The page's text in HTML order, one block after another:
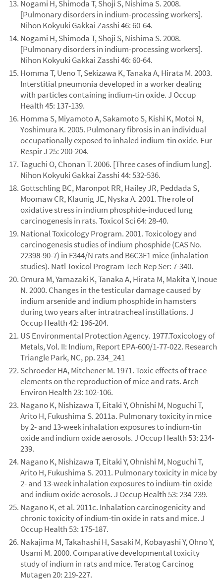
Nogami H, Shimoda T, Shoji S, Nishima S. 2008.
[Pulmonary disorders in indium-processing workers].
Nihon Kokyuki Gakkai Zasshi 46: 60-64.
Nogami H, Shimoda T, Shoji S, Nishima S. 2008.
[Pulmonary disorders in indium-processing workers].
Nihon Kokyuki Gakkai Zasshi 46: 60-64.
Homma T, Ueno T, Sekizawa K, Tanaka A, Hirata M. 2003.
Interstitial pneumonia developed in a worker dealing
with particles containing indium-tin oxide. J Occup
Health 45: 137-139.
Homma S, Miyamoto A, Sakamoto S, Kishi K, Motoi N,
Yoshimura K. 2005. Pulmonary fibrosis in an individual
occupationally exposed to inhaled indium-tin oxide. Eur
Respir J 25: 200-204.
Taguchi O, Chonan T. 2006. [Three cases of indium lung].
Nihon Kokyuki Gakkai Zasshi 44: 532-536.
Gottschling BC, Maronpot RR, Hailey JR, Peddada S,
Moomaw CR, Klaunig JE, Nyska A. 2001. The role of
oxidative stress in indium phosphide-induced lung
carcinogenesis in rats. Toxicol Sci 64: 28-40.
National Toxicology Program. 2001. Toxicology and
carcinogenesis studies of indium phosphide (CAS No.
22398-90-7) in F344/N rats and B6C3F1 mice (inhalation
studies). Natl Toxicol Program Tech Rep Ser: 7-340.
Omura M, Yamazaki K, Tanaka A, Hirata M, Makita Y, Inoue
N. 2000. Changes in the testicular damage caused by
indium arsenide and indium phosphide in hamsters
during two years after intratracheal instillations. J
Occup Health 42: 196-204.
US Environmental Protection Agency. 1977.Toxicology of
Metals, Vol. II: Indium, Report EPA-600/1-77-022. Research
Triangle Park, NC, pp. 234_241
Schroeder HA, Mitchener M. 1971. Toxic effects of trace
elements on the reproduction of mice and rats. Arch
Environ Health 23: 102-106.
Nagano K, Nishizawa T, Eitaki Y, Ohnishi M, Noguchi T,
Arito H, Fukushima S. 2011a. Pulmonary toxicity in mice
by 2- and 13-week inhalation exposures to indium-tin
oxide and indium oxide aerosols. J Occup Health 53: 234-
239.
Nagano K, Nishizawa T, Eitaki Y, Ohnishi M, Noguchi T,
Arito H, Fukushima S. 2011. Pulmonary toxicity in mice by
2- and 13-week inhalation exposures to indium-tin oxide
and indium oxide aerosols. J Occup Health 53: 234-239.
Nagano K, et al. 2011c. Inhalation carcinogenicity and
chronic toxicity of indium-tin oxide in rats and mice. J
Occup Health 53: 175-187.
Nakajima M, Takahashi H, Sasaki M, Kobayashi Y, Ohno Y,
Usami M. 2000. Comparative developmental toxicity
study of indium in rats and mice. Teratog Carcinog
Mutagen 20: 219-227.